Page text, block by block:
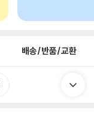
배송/반품/교환